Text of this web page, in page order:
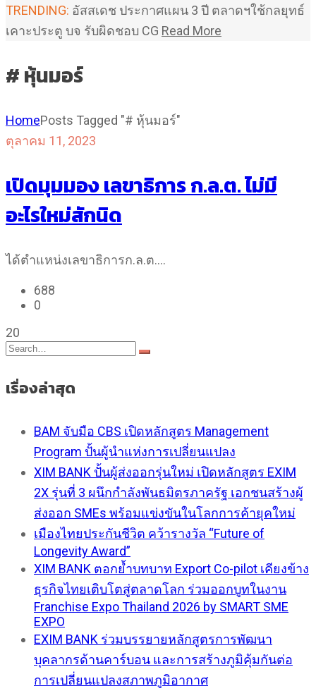
TRENDING: อัสสเดช ประกาศแผน 3 ปี ตลาดฯใช้กลยุทธ์
เคาะประตู บจ รับผิดชอบ CG Read More
# หุ้นมอร์
HomePosts Tagged "# หุ้นมอร์"
ตุลาคม 11, 2023
เปิดมุมมอง เลขาธิการ ก.ล.ต. ไม่มี
อะไรใหม่สักนิด
ได้ตำแหน่งเลขาธิการก.ล.ต.…
688
0
20
เรื่องล่าสุด
BAM จับมือ CBS เปิดหลักสูตร Management
Program ปั้นผู้นำแห่งการเปลี่ยนแปลง
XIM BANK ปั้นผู้ส่งออกรุ่นใหม่ เปิดหลักสูตร EXIM
2X รุ่นที่ 3 ผนึกกำลังพันธมิตรภาครัฐ เอกชนสร้างผู้
ส่งออก SMEs พร้อมแข่งขันในโลกการค้ายุคใหม่
เมืองไทยประกันชีวิต คว้ารางวัล “Future of
Longevity Award”
XIM BANK ตอกย้ำบทบาท Export Co-pilot เคียงข้าง
ธุรกิจไทยเติบโตสู่ตลาดโลก ร่วมออกบูทในงาน
Franchise Expo Thailand 2026 by SMART SME
EXPO
EXIM BANK ร่วมบรรยายหลักสูตรการพัฒนา
บุคลากรด้านคาร์บอน และการสร้างภูมิคุ้มกันต่อ
การเปลี่ยนแปลงสภาพภูมิอากาศ